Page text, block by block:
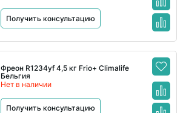
Получить консультацию
Фреон R1234yf 4,5 кг Frio+ Climalife
Бельгия
Нет в наличии
Получить консультацию